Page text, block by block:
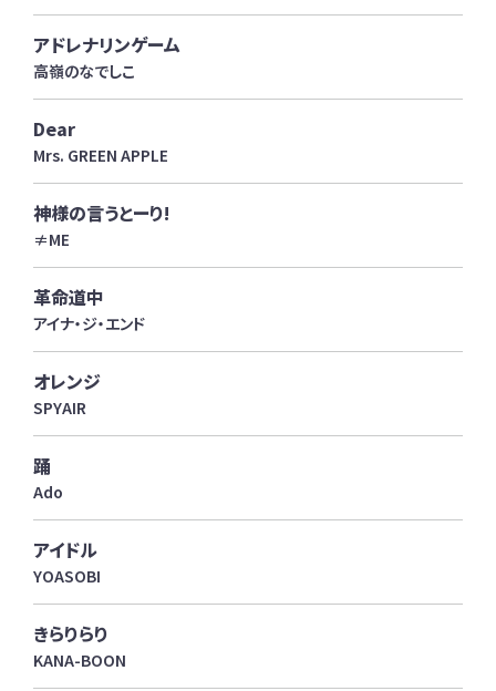
アドレナリンゲーム
高嶺のなでしこ
Dear
Mrs. GREEN APPLE
神様の言うとーり!
≠ME
革命道中
アイナ・ジ・エンド
オレンジ
SPYAIR
踊
Ado
アイドル
YOASOBI
きらりらり
KANA-BOON